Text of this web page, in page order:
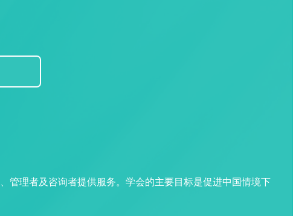
管理者及咨询者提供服务。学会的主要目标是促进中国情境下